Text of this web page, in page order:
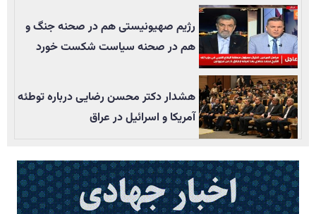
رژیم صهیونیستی هم در صحنه جنگ و
هم در صحنه سیاست شکست خورد
هشدار دکتر محسن رضایی درباره توطئه
آمریکا و اسرائیل در عراق